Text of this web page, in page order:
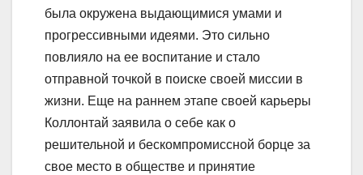
была окружена выдающимися умами и
прогрессивными идеями. Это сильно
повлияло на ее воспитание и стало
отправной точкой в поиске своей миссии в
жизни. Еще на раннем этапе своей карьеры
Коллонтай заявила о себе как о
решительной и бескомпромиссной борце за
свое место в обществе и принятие